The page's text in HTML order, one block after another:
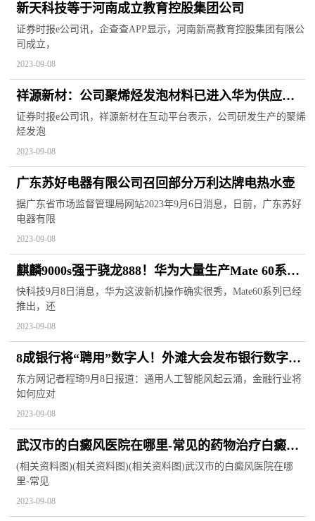
新天科技等于河南成立教育控股集团公司
证券时报e公司讯，企查查APP显示，河南新高教育控股集团有限公
司成立，
2023-09-08
祥源新材：公司聚烯烃发泡材料已进入华为供应链
体系中
证券时报e公司讯，祥源新材在互动平台表示，公司研发生产的聚烯
烃发泡
2023-09-08
广东苏好电器有限公司召回部分万利达牌电热水壶
据广东省市场监督管理局网站2023年9月6日消息，日前，广东苏好
电器有限
2023-09-08
麒麟9000s强于骁龙888！华为大量生产Mate 60系
列、X5：芯片下单千万级
快科技9月8日消息，华为这波新机操作确实很秀，Mate60系列已经
推出，还
2023-09-08
8成银行将“聘用”数字人！外滩大会发布银行数字科
技五大趋势，3个与AI有关
东方网记者程琦9月8日报道：通用人工智能风起云涌，金融行业将
如何应对
2023-09-08
武汉市的白癜风医院在哪里-常见的药物治疗白癜风
的方法有什么
(相关资料图)(相关资料图)(相关资料图)武汉市的白癜风医院在哪
里-常见
2023-09-08